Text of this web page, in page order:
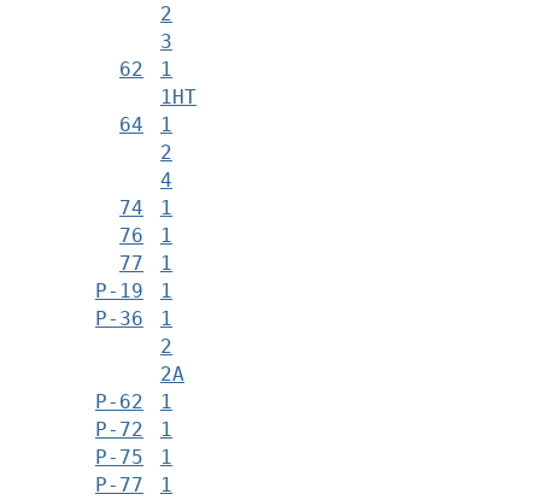
2
3
62
1
1НТ
64
1
2
4
74
1
76
1
77
1
Р-19
1
Р-36
1
2
2А
Р-62
1
Р-72
1
Р-75
1
Р-77
1